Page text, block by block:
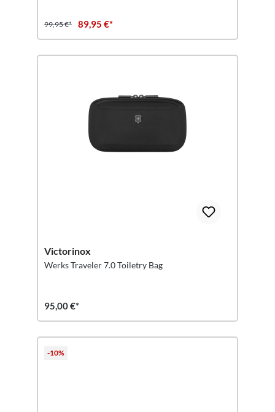
99,95 €* 89,95 €*
Victorinox
Werks Traveler 7.0 Toiletry Bag
95,00 €*
-10%